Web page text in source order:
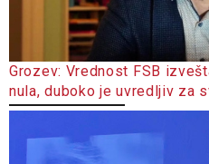
Grozev: Vrednost FSB
nula, duboko je uvredljiv za